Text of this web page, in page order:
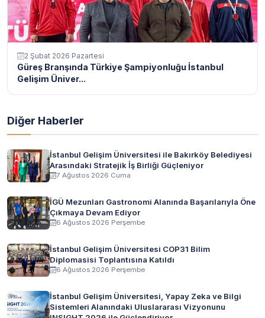
2 Şubat 2026 Pazartesi
Güreş Branşında Türkiye Şampiyonluğu İstanbul
Gelişim Üniver...
Diğer Haberler
İstanbul Gelişim Üniversitesi ile Bakırköy Belediyesi
Arasındaki Stratejik İş Birliği Güçleniyor
7 Ağustos 2026 Cuma
İGÜ Mezunları Gastronomi Alanında Başarılarıyla Öne
Çıkmaya Devam Ediyor
6 Ağustos 2026 Perşembe
İstanbul Gelişim Üniversitesi COP31 Bilim
Diplomasisi Toplantısına Katıldı
6 Ağustos 2026 Perşembe
İstanbul Gelişim Üniversitesi, Yapay Zeka ve Bilgi
Sistemleri Alanındaki Uluslararası Vizyonunu